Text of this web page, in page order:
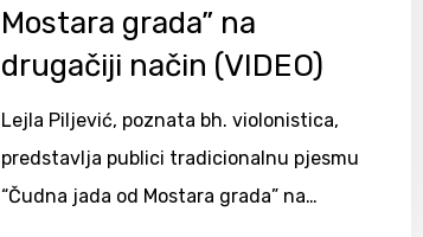
Mostara grada” na
drugačiji način (VIDEO)
Lejla Piljević, poznata bh. violonistica,
predstavlja publici tradicionalnu pjesmu
“Čudna jada od Mostara grada” na…